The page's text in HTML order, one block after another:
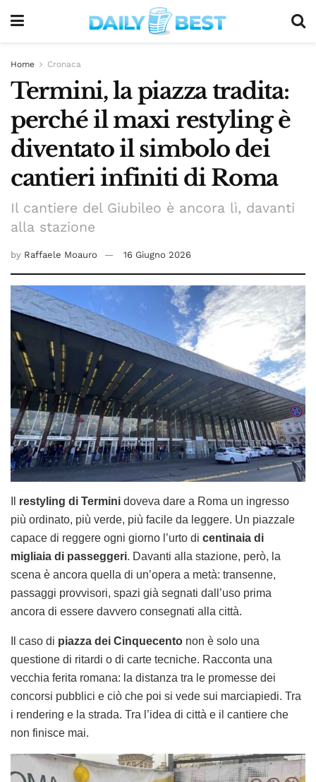
Home Cronaca
Termini, la piazza tradita:
perché il maxi restyling è
diventato il simbolo dei
cantieri infiniti di Roma
Il cantiere del Giubileo è ancora lì, davanti
alla stazione
by Raffaele Moauro 16 Giugno 2026
restyling di Termini doveva dare a Roma un ingresso
più ordinato, più verde, più facile da leggere. Un piazzale
capace di reggere ogni giorno l’urto di centinaia di
migliaia di passeggeri. Davanti alla stazione, però, la
scena è ancora quella di un’opera a metà: transenne,
passaggi provvisori, spazi già segnati dall’uso prima
ancora di essere davvero consegnati alla città.
Il caso di piazza dei Cinquecento non è solo una
questione di ritardi o di carte tecniche. Racconta una
vecchia ferita romana: la distanza tra le promesse dei
concorsi pubblici e ciò che poi si vede sui marciapiedi. Tra
i rendering e la strada. Tra l’idea di città e il cantiere che
non finisce mai.